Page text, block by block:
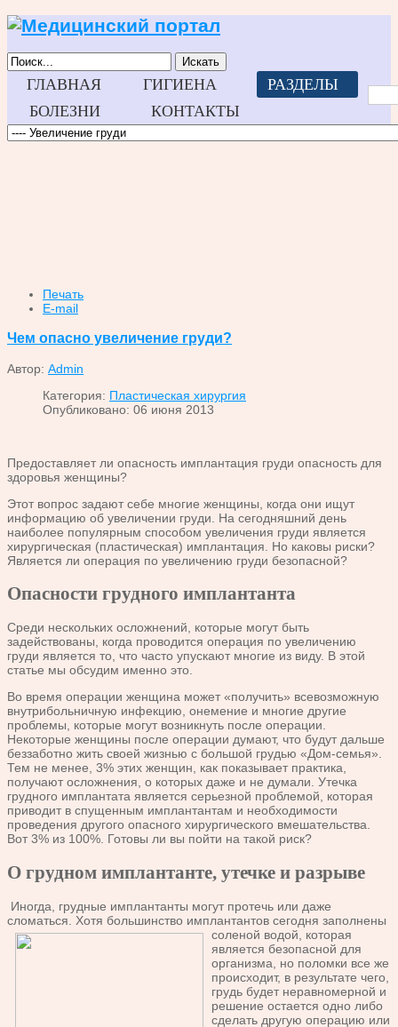
Искать
ГЛАВНАЯ ГИГИЕНА
РАЗДЕЛЫ
БОЛЕЗНИ
КОНТАКТЫ
Печать
E-mail
Чем опасно увеличение груди?
Автор: Admin
Категория: Пластическая хирургия
Опубликовано: 06 июня 2013
Предоставляет ли опасность имплантация груди опасность для
здоровья женщины?
Этот вопрос задают себе многие женщины, когда они ищут
информацию об увеличении груди. На сегодняшний день
наиболее популярным способом увеличения груди является
хирургическая (пластическая) имплантация. Но каковы риски?
Является ли операция по увеличению груди безопасной?
Опасности грудного имплантанта
Среди нескольких осложнений, которые могут быть
задействованы, когда проводится операция по увеличению
груди является то, что часто упускают многие из виду. В этой
статье мы обсудим именно это.
Во время операции женщина может «получить» всевозможную
внутрибольничную инфекцию, онемение и многие другие
проблемы, которые могут возникнуть после операции.
Некоторые женщины после операции думают, что будут дальше
беззаботно жить своей жизнью с большой грудью «Дом-семья».
Тем не менее, 3% этих женщин, как показывает практика,
получают осложнения, о которых даже и не думали. Утечка
грудного имплантата является серьезной проблемой, которая
приводит в спущенным имплантантам и необходимости
проведения другого опасного хирургического вмешательства.
Вот 3% из 100%. Готовы ли вы пойти на такой риск?
О грудном имплантанте, утечке и разрыве
Иногда, грудные имплантанты могут протечь или даже
сломаться. Хотя большинство имплантантов сегодня заполнены
соленой водой, которая
является безопасной для
организма, но поломки все же
происходит, в результате чего,
грудь будет неравномерной и
решение остается одно либо
сделать другую операцию или